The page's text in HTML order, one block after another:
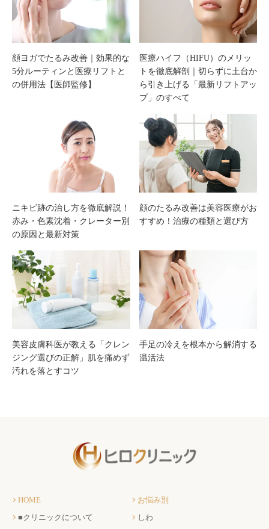
を選
ぶポ
イン
区で
失敗
しな
いた
めの
5基
底解
ける
際の
選び
を防
ぐク
リニ
方と
顔ヨガでたるみ改善｜効果的な
5分ルーティンと医療リフトと
の併用法【医師監修】
医療ハイフ（HIFU）のメリッ
トを徹底解剖｜切らずに土台か
ら引き上げる「最新リフトアッ
プ」のすべて
ニキビ跡の治し方を徹底解説！
赤み・色素沈着・クレーター別
の原因と最新対策
顔のたるみ改善は美容医療がお
すすめ！治療の種類と選び方
美容皮膚科医が教える「クレン
ジング選びの正解」肌を痛めず
汚れを落とすコツ
手足の冷えを根本から解消する
温活法
HOME
■クリニックについて
お悩み別
しわ